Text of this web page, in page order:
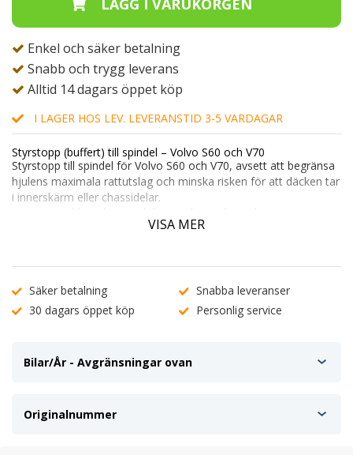
Enkel och säker betalning
Snabb och trygg leverans
Alltid 14 dagars öppet köp
I LAGER HOS LEV. LEVERANSTID 3-5 VARDAGAR
Styrstopp (buffert) till spindel – Volvo S60 och V70
Styrstopp till spindel för Volvo S60 och V70, avsett att begränsa
hjulens maximala rattutslag och minska risken för att däcken tar
i innerskärm eller chassidelar.
Passar utvalda Volvo-modeller med specificerade
däckdimensioner och levereras komplett för montering på ena
• Produkttyp: Styrstopp / buffert till spindel
• Artikelnummer: 61432496C
• EAN: 7340024677585
Teknisk information
Funktion och användning
VISA MER
Säker betalning
Snabba leveranser
30 dagars öppet köp
Personlig service
Bilar/År - Avgränsningar ovan
Originalnummer